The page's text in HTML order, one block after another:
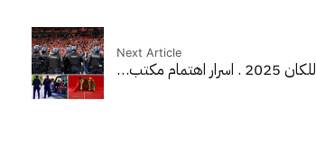
Next Article